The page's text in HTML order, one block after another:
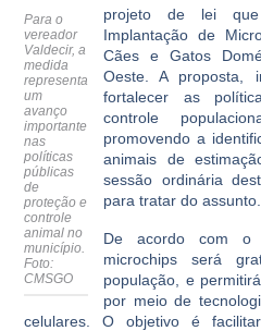
Para o
vereador
Valdecir, a
medida
representa
um
avanço
importante
nas
políticas
públicas
de
proteção e
controle
animal no
município.
Foto:
CMSGO
projeto de lei
Implantação de
Cães e Gatos
Oeste. A proposta,
fortalecer as
controle
promovendo a
animais de
sessão ordinária
para tratar do assunto.
De acordo com o
microchips será
população, e
por meio de
celulares. O objetivo é